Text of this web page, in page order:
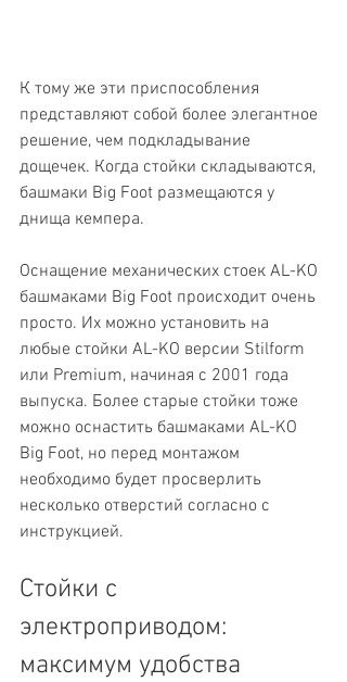
К тому же эти приспособления
представляют собой более элегантное
решение, чем подкладывание
дощечек. Когда стойки складываются,
башмаки Big Foot размещаются у
днища кемпера.
Оснащение механических стоек AL-KO
башмаками Big Foot происходит очень
просто. Их можно установить на
любые стойки AL-KO версии Stilform
или Premium, начиная с 2001 года
выпуска. Более старые стойки тоже
можно оснастить башмаками AL-KO
Big Foot, но перед монтажом
необходимо будет просверлить
несколько отверстий согласно с
инструкцией.
Стойки с
электроприводом:
максимум удобства